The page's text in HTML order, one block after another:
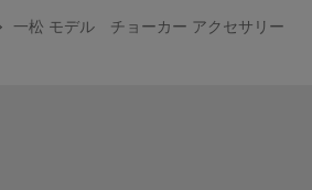
一松 モデル チョーカー アクセサリー